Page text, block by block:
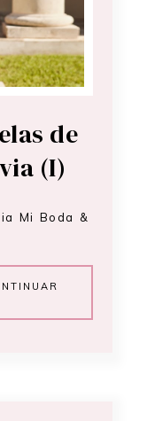
de
(I)
Mi Boda &